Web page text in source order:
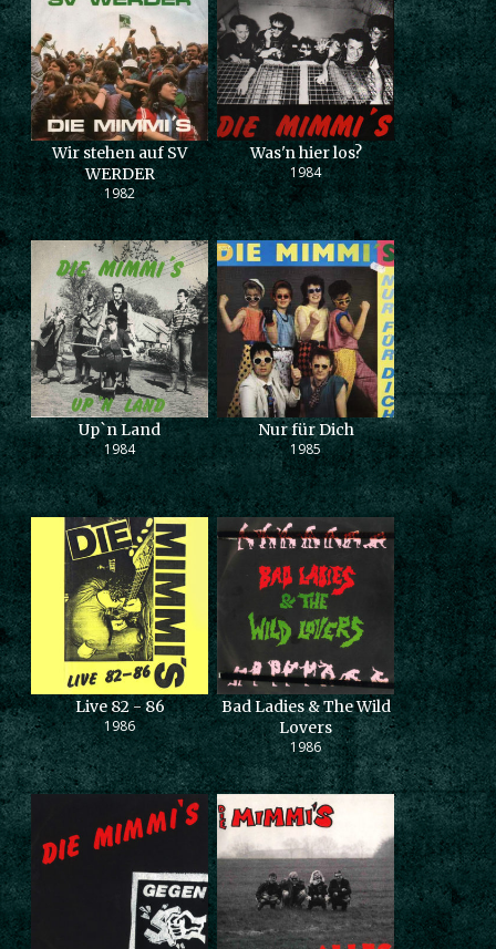
Wir stehen auf SV
WERDER
1982
Was'n hier los?
1984
Up`n Land
1984
Nur für Dich
1985
Live 82 - 86
1986
Bad Ladies & The Wild
Lovers
1986